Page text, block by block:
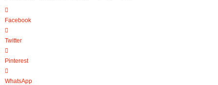
Facebook
Twitter
Pinterest
WhatsApp